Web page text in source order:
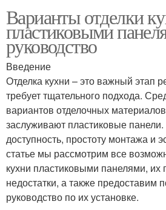
Варианты отделки
пластиковыми
руководство
Введение
Отделка кухни – это важный этап
требует тщательного подхода.
вариантов отделочных
заслуживают пластиковые
доступность, простоту монтажа и
статье мы рассмотрим все
кухни пластиковыми панелями, их
недостатки, а также предоставим
руководство по их установке.